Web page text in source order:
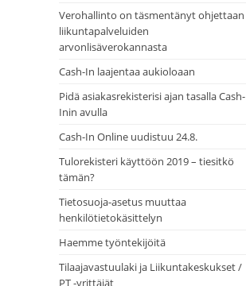
Verohallinto on täsmentänyt ohjettaan
liikuntapalveluiden
arvonlisäverokannasta
Cash-In laajentaa aukioloaan
Pidä asiakasrekisterisi ajan tasalla Cash-
Inin avulla
Cash-In Online uudistuu 24.8.
Tulorekisteri käyttöön 2019 – tiesitkö
tämän?
Tietosuoja-asetus muuttaa
henkilötietokäsittelyn
Haemme työntekijöitä
Tilaajavastuulaki ja Liikuntakeskukset /
PT -yrittäjät